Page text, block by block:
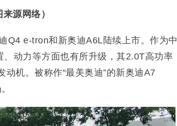
来源网络）
Q4 e-tron和新奥迪A6L陆续上市。作为中
动力等方面也有所升级，其2.0T高功率
机。被称作“最美奥迪”的新奥迪A7